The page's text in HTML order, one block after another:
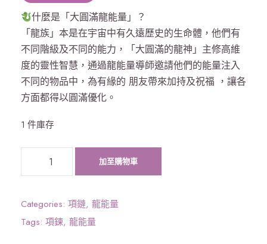
什麼是「大圓滿龍能量」？
「龍族」本是在宇宙中有久遠歷史的生命體，他們有
不同階級及不同的能力，「大圓滿的龍神」主修高維
度的靈性智慧，通過龍能量導師邀請他們的能量注入
不同的物品中，為有緣的 朋友帶來加持及祝福 ，讓各
方面都得以圓滿優化。
1 件庫存
滿
龍
加至購物車
Categories: 項鏈, 龍能量
Tags: 項鍊, 龍能量